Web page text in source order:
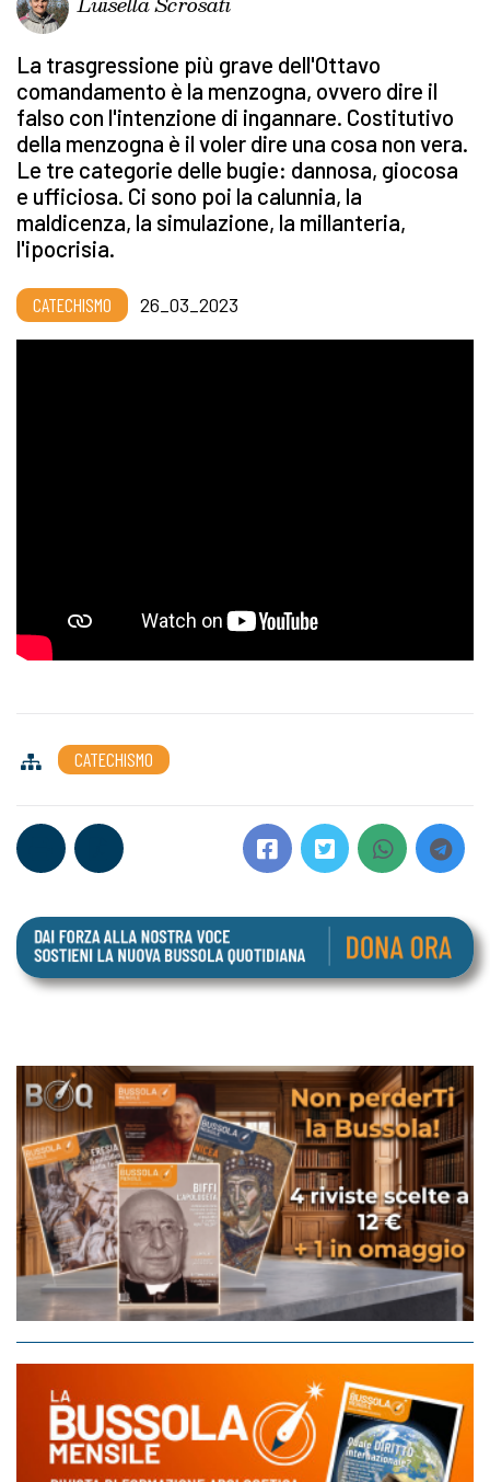
La trasgressione più grave dell'Ottavo
comandamento è la menzogna, ovvero dire il
falso con l'intenzione di ingannare. Costitutivo
della menzogna è il voler dire una cosa non vera.
Le tre categorie delle bugie: dannosa, giocosa
e ufficiosa. Ci sono poi la calunnia, la
maldicenza, la simulazione, la millanteria,
l'ipocrisia.
CATECHISMO 26_03_2023
CATECHISMO